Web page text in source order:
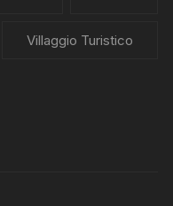
Villaggio Turistico